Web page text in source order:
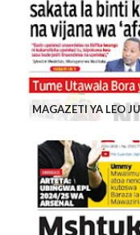
MAGAZETI YA LEO